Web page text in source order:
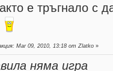
е тръгнало с
Mar 09, 2010, 13:18 от Zlatko »
няма игра